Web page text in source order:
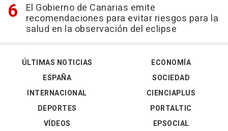
El Gobierno de Canarias emite
recomendaciones para evitar riesgos para la
salud en la observación del eclipse
ÚLTIMAS NOTICIAS
ESPAÑA
INTERNACIONAL
DEPORTES
VÍDEOS
ECONOMÍA
SOCIEDAD
CIENCIAPLUS
PORTALTIC
EPSOCIAL